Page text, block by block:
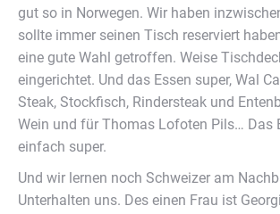
gut so in Norwegen. Wir haben
sollte immer seinen Tisch reserviert
eine gute Wahl getroffen. Weise
eingerichtet. Und das Essen super, Wal
Steak, Stockfisch, Rindersteak und
Wein und für Thomas Lofoten Pils… Das
einfach super.
Und wir lernen noch Schweizer am
Unterhalten uns. Des einen Frau ist